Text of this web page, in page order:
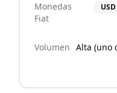
Monedas
Fiat
USD
Volumen Alta (uno